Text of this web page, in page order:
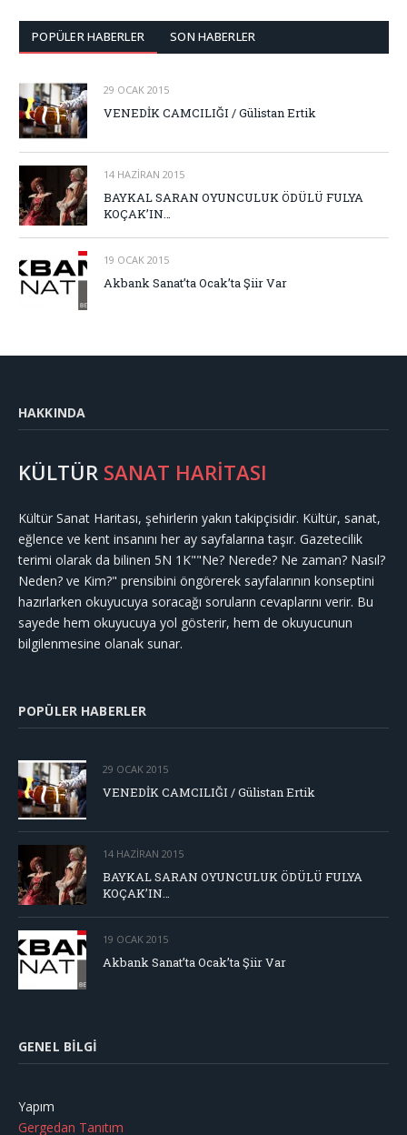
POPÜLER HABERLER SON HABERLER
29 OCAK 2015
VENEDİK CAMCILIĞI / Gülistan Ertik
14 HAZIRAN 2015
BAYKAL SARAN OYUNCULUK ÖDÜLÜ FULYA
KOÇAK’IN…
19 OCAK 2015
Akbank Sanat’ta Ocak’ta Şiir Var
HAKKINDA
KÜLTÜR SANAT HARİTASI
Kültür Sanat Haritası, şehirlerin yakın takipçisidir. Kültür, sanat,
eğlence ve kent insanını her ay sayfalarına taşır. Gazetecilik
terimi olarak da bilinen 5N 1K""Ne? Nerede? Ne zaman? Nasıl?
Neden? ve Kim?" prensibini öngörerek sayfalarının konseptini
hazırlarken okuyucuya soracağı soruların cevaplarını verir. Bu
sayede hem okuyucuya yol gösterir, hem de okuyucunun
bilgilenmesine olanak sunar.
POPÜLER HABERLER
29 OCAK 2015
VENEDİK CAMCILIĞI / Gülistan Ertik
14 HAZIRAN 2015
BAYKAL SARAN OYUNCULUK ÖDÜLÜ FULYA
KOÇAK’IN…
19 OCAK 2015
Akbank Sanat’ta Ocak’ta Şiir Var
GENEL BILGI
Yapım
Gergedan Tanıtım